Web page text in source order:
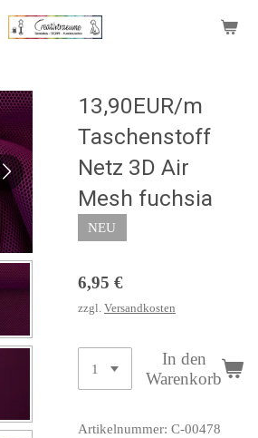
13,90EUR/m
Taschenstoff
Netz 3D Air
Mesh fuchsia
NEU
6,95 €
zzgl. Versandkosten
In den
Warenkorb
Artikelnummer: C-00478